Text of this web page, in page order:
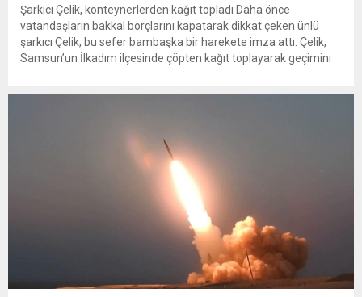
Şarkıcı Çelik, konteynerlerden kağıt topladı Daha önce
vatandaşların bakkal borçlarını kapatarak dikkat çeken ünlü
şarkıcı Çelik, bu sefer bambaşka bir harekete imza attı. Çelik,
Samsun’un İlkadım ilçesinde çöpten kağıt toplayarak geçimini